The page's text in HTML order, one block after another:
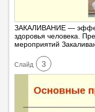
ЗАКАЛИВАНИЕ —
здоровья человека.
мероприятий
Cлайд 3